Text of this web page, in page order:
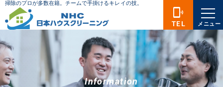
Information
phonelink_ring
TEL メニュー